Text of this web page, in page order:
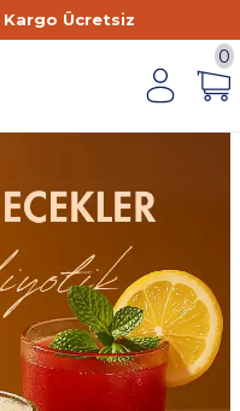
Kargo Ücretsiz
0